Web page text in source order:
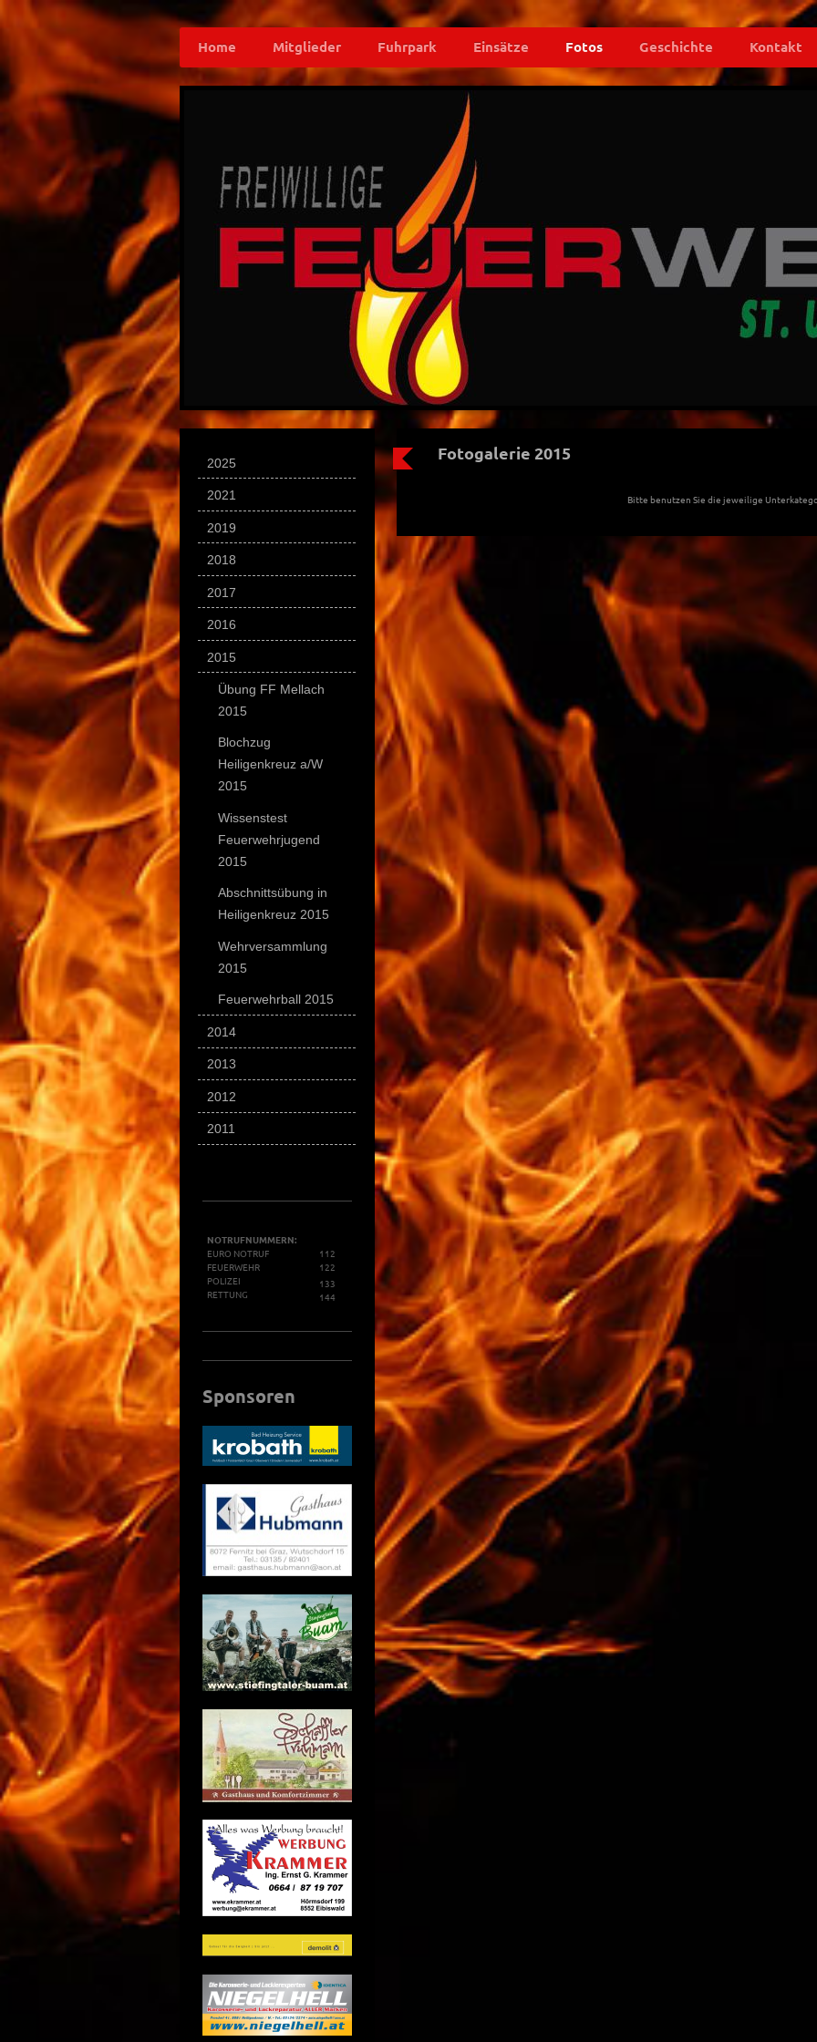
Home Mitglieder Fuhrpark Einsätze Fotos Geschichte Kontakt
Fotogalerie 2015
Bitte benutzen Sie die jeweilige
2025
2021
2019
2018
2017
2016
2015
Übung FF Mellach
2015
Blochzug
Heiligenkreuz a/W
2015
Wissenstest
Feuerwehrjugend
2015
Abschnittsübung in
Heiligenkreuz 2015
Wehrversammlung
2015
Feuerwehrball 2015
2014
2013
2012
2011
NOTRUFNUMMERN:
EURO NOTRUF
FEUERWEHR
POLIZEI
RETTUNG
112
122
133
144
Sponsoren